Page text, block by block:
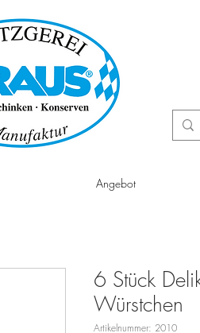
Angebot
6 Stück
Würstchen
Artikelnummer: 2010